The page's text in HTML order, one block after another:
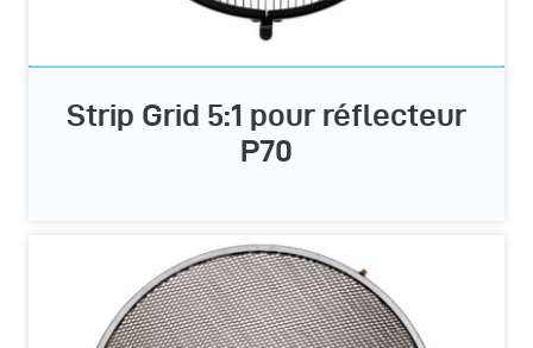
Strip Grid 5:1 pour réflecteur
P70